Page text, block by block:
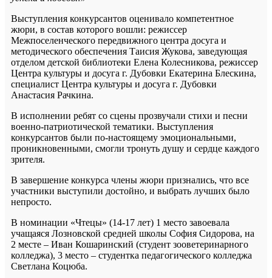
Выступления конкурсантов оценивало компетентное
жюри, в состав которого вошли: режиссер
Межпоселенческого передвижного центра досуга и
методического обеспечения Таисия Жукова, заведующая
отделом детской библиотеки Елена Колесникова, режиссер
Центра культуры и досуга г. Дубовки Екатерина Блескина,
специалист Центра культуры и досуга г. Дубовки
Анастасия Рачкина.
В исполнении ребят со сцены прозвучали стихи и песни
военно-патриотической тематики. Выступления
конкурсантов были по-настоящему эмоциональными,
проникновенными, смогли тронуть душу и сердце каждого
зрителя.
В завершение конкурса члены жюри признались, что все
участники выступили достойно, и выбрать лучших было
непросто.
В номинации «Чтецы» (14-17 лет) 1 место завоевала
учащаяся Лозновской средней школы София Сидорова, на
2 месте – Иван Кошаринский (студент зооветеринарного
колледжа), 3 место – студентка педагогического колледжа
Светлана Коцюба.